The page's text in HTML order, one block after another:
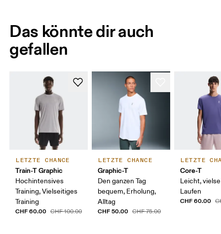
Das könnte dir auch
gefallen
LETZTE CHANCE
Train-T Graphic
Hochintensives
Training, Vielseitiges
Training
CHF 60.00 CHF 100.00
LETZTE CHANCE
Graphic-T
Den ganzen Tag
bequem, Erholung,
Alltag
CHF 50.00 CHF 75.00
LETZTE
Core-T
Leicht,
Laufen
CHF 60.00